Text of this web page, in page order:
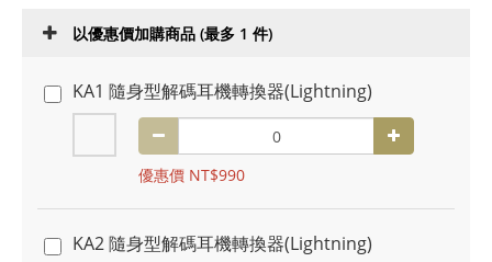
以優惠價加購商品 (最多 1 件)
KA1 隨身型解碼耳機轉換器(Lightning)
優惠價 NT$990
KA2 隨身型解碼耳機轉換器(Lightning)